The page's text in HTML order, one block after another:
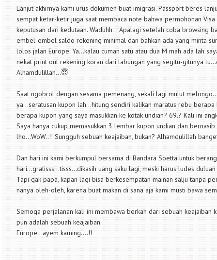
Lanjut akhirnya kami urus dokumen buat imigrasi. Passport beres
sempat ketar-ketir juga saat membaca note bahwa permohonan
keputusan dari kedutaan. Waduhh... Apalagi setelah coba browsing
embel-embel saldo rekening minimal dan bahkan ada yang minta
lolos jalan Europe. Ya...kalau cuman satu atau dua M mah ada lah
nekat print out rekening koran dari tabungan yang segitu-gitunya
Alhamdulillah...😇
Saat ngobrol dengan sesama pemenang, sekali lagi mulut
ya...seratusan kupon lah...hitung sendiri kalikan maratus rebu
berapa kupon yang saya masukkan ke kotak undian? 69.? Kali ini
Saya hanya cukup memasukkan 3 lembar kupon undian dan
lho...WoW..!! Sungguh sebuah keajaiban, bukan? Alhamdulillah
Dan hari ini kami berkumpul bersama di Bandara Soetta untuk
hari...gratisss...tisss...dikasih uang saku lagi, meski harus ludes
Tapi gak papa, kapan lagi bisa berkesempatan mainan salju tanpa
nanya oleh-oleh, karena buat makan di sana aja kami musti bawa
Semoga perjalanan kali ini membawa berkah dari sebuah keajaiban
pun adalah sebuah keajaiban.
Europe...ayem kaming....!!